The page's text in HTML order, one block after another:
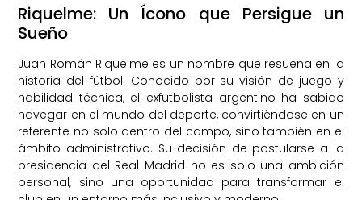
Riquelme: Un Ícono que Persigue un
Sueño
Juan Román Riquelme es un nombre que resuena en la
historia del fútbol. Conocido por su visión de juego y
habilidad técnica, el exfutbolista argentino ha sabido
navegar en el mundo del deporte, convirtiéndose en un
referente no solo dentro del campo, sino también en el
ámbito administrativo. Su decisión de postularse a la
presidencia del Real Madrid no es solo una ambición
personal, sino una oportunidad para transformar el